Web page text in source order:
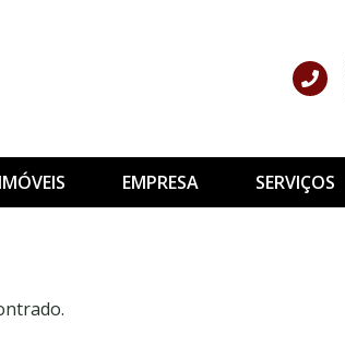
IMÓVEIS EMPRESA SERVIÇOS